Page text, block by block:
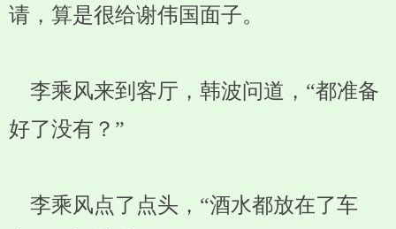
请，算是很给谢伟国面子。
李乘风来到客厅，韩波问道，“都准备
好了没有？”
李乘风点了点头，“酒水都放在了车